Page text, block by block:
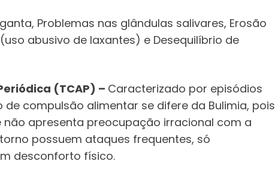
Problemas nas glândulas salivares, Erosão
abusivo de laxantes) e Desequilíbrio de
(TCAP) – Caracterizado por episódios
compulsão alimentar se difere da Bulimia, pois
apresenta preocupação irracional com a
possuem ataques frequentes, só
desconforto físico.